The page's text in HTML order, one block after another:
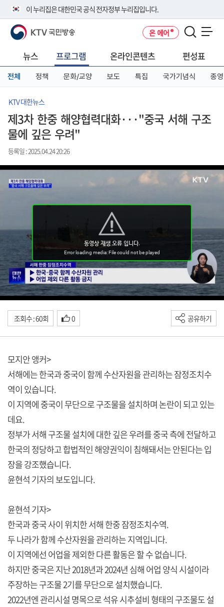
이 누리집은 대한민국 공식 전자정부 누리집입니다.
공식 누리집 주소 확인하기
니다.
이밖에 or.kr 또는 .kr등 다른 도메인 주소를 사용하고 있다면 아래 URL에
서 도메인 주소를 확인해 보세요
KTV 국민방송 온 에어
뉴스 프로그램 온라인콘텐츠 편성표
전체 정책 문화/교양 보도 특집 국가기념식 종영
KTV 대한뉴스
제3차 한중 해양협력대화···"중국 서해 구조
물에 깊은 우려"
등록일 : 2025.04.24 20:26
조회수 : 60회 0 공유하기
모지안 앵커>
서해에는 한국과 중국이 함께 수산자원을 관리하는 잠정조치수
역이 있습니다.
이 지역에 중국이 무단으로 구조물을 설치하며 논란이 되고 있는
데요.
정부가 서해 구조물 설치에 대한 깊은 우려를 중국 측에 전달하고
한국의 정당하고 합법적인 해양권익이 침해돼서는 안된다는 입
장을 강조했습니다.
윤현석 기자의 보도입니다.
윤현석 기자>
한국과 중국 사이 위치한 서해 한중 잠정조치수역.
두 나라가 함께 수산자원을 관리하는 지역입니다.
이 지역에선 어업을 제외한 다른 활동은 할 수 없습니다.
하지만 중국은 지난 2018년과 2024년 심해 어업 양식 시설이라
주장하는 구조물 2기를 무단으로 설치했습니다.
2022년엔 관리시설 명목으로 석유 시추설비 형태의 구조물도 설